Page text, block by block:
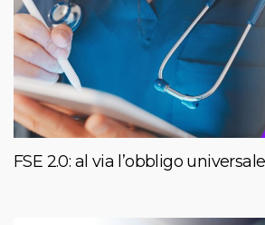
FSE 2.0: al via l’obbligo universale